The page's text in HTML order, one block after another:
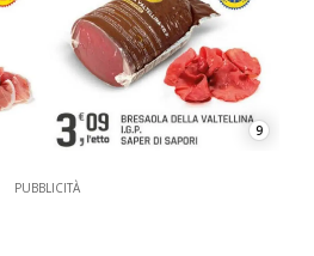
9
PUBBLICITÀ